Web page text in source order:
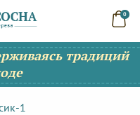
0
традиций
1